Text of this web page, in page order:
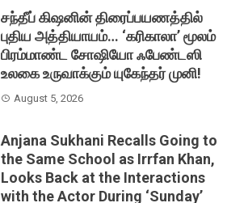
சந்தீப் கிஷனின் திரைப்பயணத்தில்
புதிய அத்தியாயம்… ‘கரிகாலா’ மூலம்
பிரம்மாண்ட சோஷியோ ஃபேண்டஸி
உலகை உருவாக்கும் யுகேந்தர் முனி!
August 5, 2026
Anjana Sukhani Recalls Going to
the Same School as Irrfan Khan,
Looks Back at the Interactions
with the Actor During ‘Sunday’